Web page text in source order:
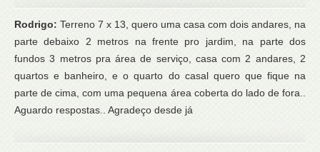
Rodrigo: Terreno 7 x 13, quero uma casa com dois andares, na
parte debaixo 2 metros na frente pro jardim, na parte dos
fundos 3 metros pra área de serviço, casa com 2 andares, 2
quartos e banheiro, e o quarto do casal quero que fique na
parte de cima, com uma pequena área coberta do lado de fora..
Aguardo respostas.. Agradeço desde já